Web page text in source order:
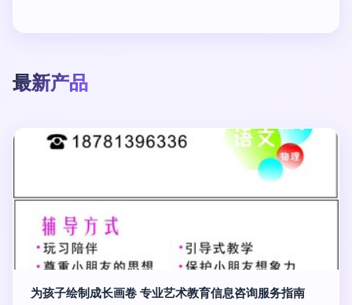
最新产品
为孩子绘制成长画卷 专业艺术教育信息咨询服务指南